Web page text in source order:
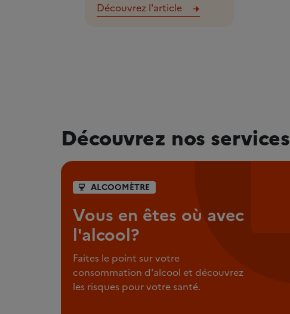
Découvrez l'article
Découvrez nos services
ALCOOMÈTRE
Vous en êtes où avec
l'alcool?
Faites le point sur votre
consommation d'alcool et découvrez
les risques pour votre santé.